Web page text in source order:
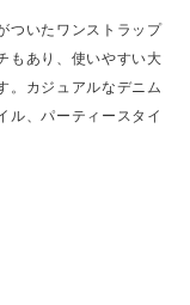
ついたワンストラップ
もあり、使いやすい大
。カジュアルなデニム
ル、パーティースタイ